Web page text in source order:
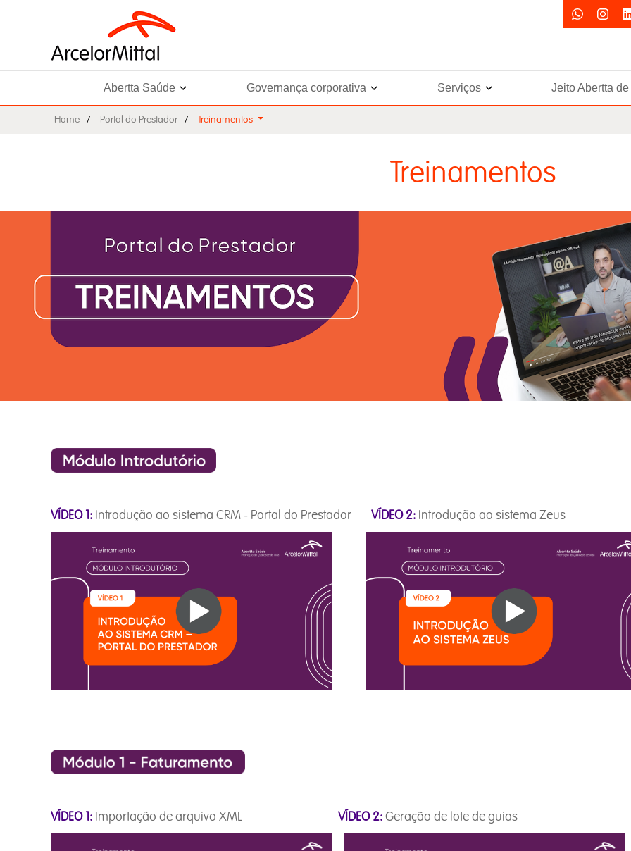
Abertta Saúde Governança corporativa Serviços Jeito Abertta
Home Portal do Prestador Treinamentos
Treinamentos
VÍDEO 1: Introdução ao sistema CRM - Portal do Prestador VÍDEO 2: Introdução ao sistema Zeus
VÍDEO 1: Importação de arquivo XML VÍDEO 2:Geração de lote de guias